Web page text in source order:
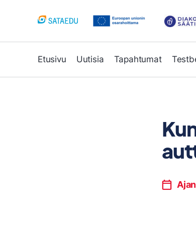
Etusivu Uutisia Tapahtumat